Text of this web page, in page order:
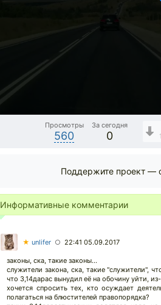
Просмотры
560
За сегодня
0
Поддержите проект —
Информативные комментарии
★ unlifer ○ 22:41 05.09.2017
законы, ска, такие законы...
служители закона, ска, такие "служители",
что 3,14дарас вынудил её на обочину уйти,
хочется спросить тех, кто осуждает
полагаться на блюстителей правопорядка?